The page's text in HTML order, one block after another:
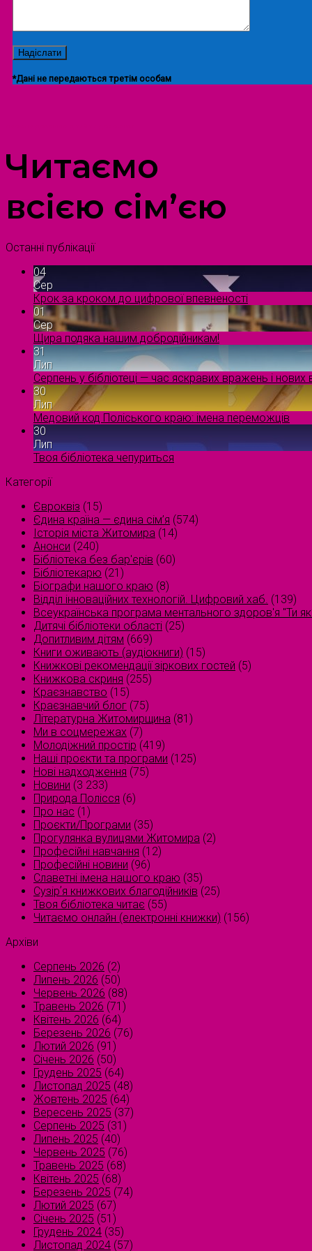
*Дані не передаються третім особам
Читаємо
всією сім’єю
Останні публікації
04
Сер
Крок за кроком до цифрової впевненості
01
Сер
Щира подяка нашим добродійникам!
31
Лип
Серпень у бібліотеці — час яскравих вражень і нових
30
Лип
Медовий код Поліського краю: імена переможців
30
Лип
Твоя бібліотека чепуриться
Категорії
Євроквіз (15)
Єдина країна — єдина сім’я (574)
Історія міста Житомира (14)
Анонси (240)
Бібліотека без бар'єрів (60)
Бібліотекарю (21)
Біографи нашого краю (8)
Відділ інноваційних технологій. Цифровий хаб. (139)
Всеукраїнська програма ментального здоров'я "Ти
Дитячі бібліотеки області (25)
Допитливим дітям (669)
Книги оживають (аудіокниги) (15)
Книжкові рекомендації зіркових гостей (5)
Книжкова скриня (255)
Краєзнавство (15)
Краєзнавчий блог (75)
Літературна Житомирщина (81)
Ми в соцмережах (7)
Молодіжний простір (419)
Наші проєкти та програми (125)
Нові надходження (75)
Новини (3 233)
Природа Полісся (6)
Про нас (1)
Проєкти/Програми (35)
Прогулянка вулицями Житомира (2)
Професійні навчання (12)
Професійні новини (96)
Славетні імена нашого краю (35)
Сузірʼя книжкових благодійників (25)
Твоя бібліотека читає (55)
Читаємо онлайн (електронні книжки) (156)
Архіви
Серпень 2026 (2)
Липень 2026 (50)
Червень 2026 (88)
Травень 2026 (71)
Квітень 2026 (64)
Березень 2026 (76)
Лютий 2026 (91)
Січень 2026 (50)
Грудень 2025 (64)
Листопад 2025 (48)
Жовтень 2025 (64)
Вересень 2025 (37)
Серпень 2025 (31)
Липень 2025 (40)
Червень 2025 (76)
Травень 2025 (68)
Квітень 2025 (68)
Березень 2025 (74)
Лютий 2025 (67)
Січень 2025 (51)
Грудень 2024 (35)
Листопад 2024 (57)